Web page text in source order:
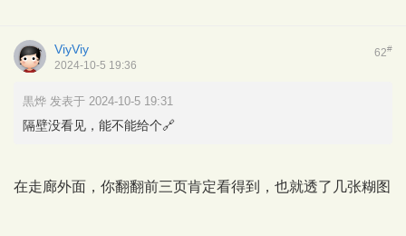
62#
ViyViy
2024-10-5 19:36
黒烨 发表于 2024-10-5 19:31
隔壁没看见，能不能给个🔗
在走廊外面，你翻翻前三页肯定看得到，也就透了几张糊图